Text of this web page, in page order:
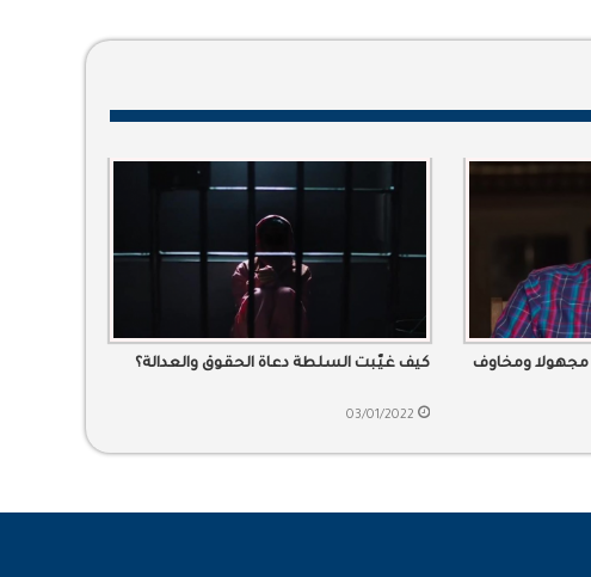
مجهولا ومخاوف
كيف غيّبت السلطة دعاة الحقوق والعدالة؟
03/01/2022